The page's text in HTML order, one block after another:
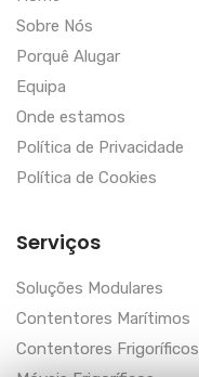
Sobre Nós
Porquê Alugar
Equipa
Onde estamos
Política de Privacidade
Política de Cookies
Serviços
Soluções Modulares
Contentores Marítimos
Contentores Frigoríficos